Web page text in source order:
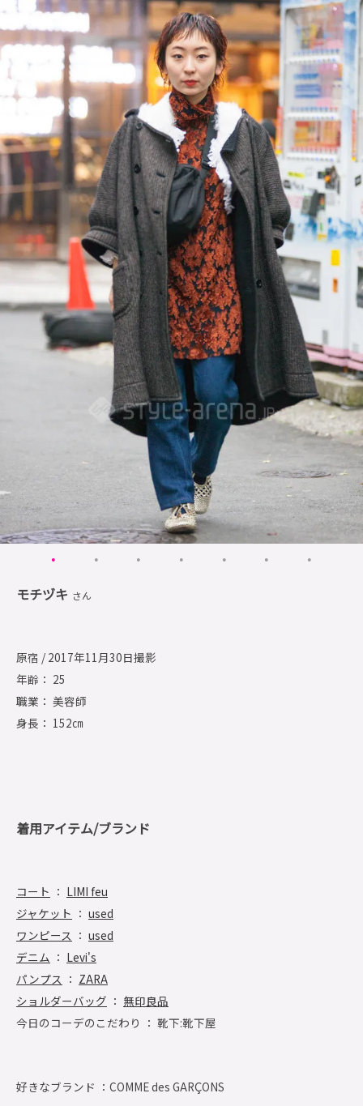
モチヅキ さん
原宿 / 2017年11月30日撮影
年齢： 25
職業： 美容師
身長： 152㎝
着用アイテム/ブランド
コート ： LIMI feu
ジャケット ： used
ワンピース ： used
デニム ： Levi's
パンプス ： ZARA
ショルダーバッグ ： 無印良品
今日のコーデのこだわり ： 靴下:靴下屋
好きなブランド ： COMME des GARÇONS